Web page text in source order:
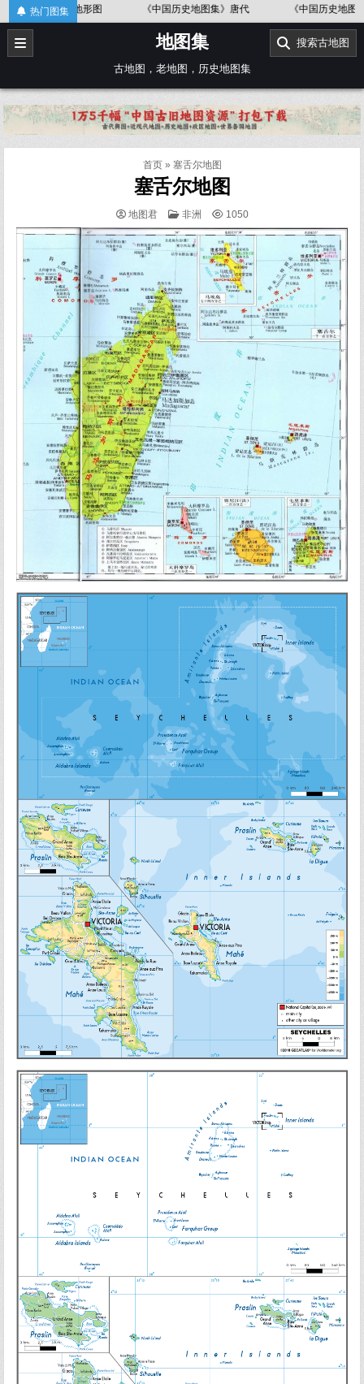
Skip
to
content
热门图集
中国地形图 《中国历史地图集》唐代 《中国历史地图集》金、南
地图集
古地图，老地图，历史地图集
搜索古地图
首页» 塞舌尔地图
塞舌尔地图
地图君
POSTED
非洲 1050